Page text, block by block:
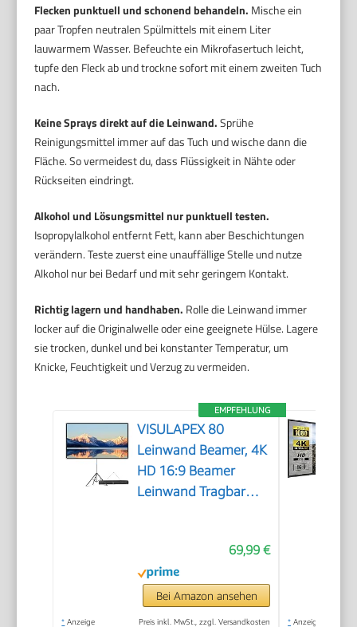
Flecken punktuell und schonend behandeln. Mische ein
paar Tropfen neutralen Spülmittels mit einem Liter
lauwarmem Wasser. Befeuchte ein Mikrofasertuch leicht,
tupfe den Fleck ab und trockne sofort mit einem zweiten Tuch
nach.
Keine Sprays direkt auf die Leinwand.Sprühe
Reinigungsmittel immer auf das Tuch und wische dann die
Fläche. So vermeidest du, dass Flüssigkeit in Nähte oder
Rückseiten eindringt.
Alkohol und Lösungsmittel nur punktuell testen.
Isopropylalkohol entfernt Fett, kann aber Beschichtungen
verändern. Teste zuerst eine unauffällige Stelle und nutze
Alkohol nur bei Bedarf und mit sehr geringem Kontakt.
Richtig lagern und handhaben. Rolle die Leinwand immer
locker auf die Originalwelle oder eine geeignete Hülse. Lagere
sie trocken, dunkel und bei konstanter Temperatur, um
Knicke, Feuchtigkeit und Verzug zu vermeiden.
EMPFEHLUNG
VISULAPEX 80
Leinwand Beamer, 4K
HD 16:9 Beamer
Leinwand Tragbar
Ideal für Heimkino,
Camping und
Freizeitveranstaltungen
69,99 €
Bei Amazon ansehen
* Anzeige Preis inkl. MwSt., zzgl. Versandkosten * Anzeige